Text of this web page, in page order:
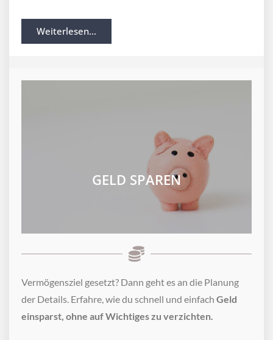
Weiterlesen...
GELD SPAREN
Vermögensziel gesetzt? Dann geht es an die Planung
der Details. Erfahre, wie du schnell und einfach Geld
einsparst, ohne auf Wichtiges zu verzichten.